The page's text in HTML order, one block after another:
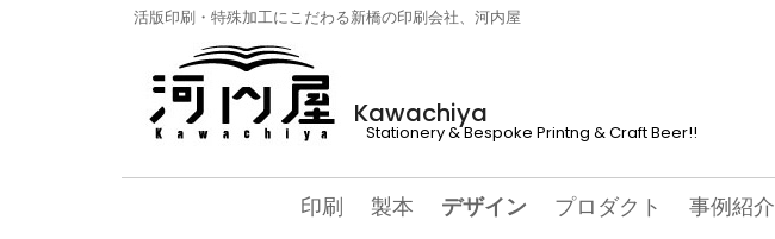
活版印刷・特殊加工にこだわる新橋の印刷会社、河内屋
Kawachiya
Stationery & Bespoke Printng & Craft Beer!!
印刷 製本 デザイン プロダクト 事例紹介